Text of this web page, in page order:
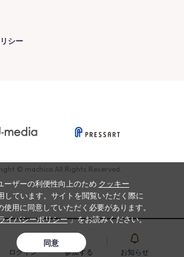
ログイン 参加する お知らせ
シー
© machico All Rights Reserved.
ーザーの利便性向上のため クッキー
しています。サイトを閲覧いただく際に
使用に同意していただく必要があります。
イバシーポリシー」をお読みください。
同意